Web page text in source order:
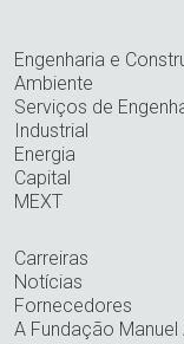
Engenharia e
Ambiente
Serviços de
Industrial
Energia
Capital
MEXT
Carreiras
Notícias
Fornecedores
A Fundação Manuel